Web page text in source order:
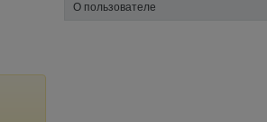
О пользователе